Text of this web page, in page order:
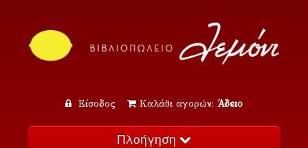
Είσοδος Καλάθι αγορών: Άδειο
Πλοήγηση